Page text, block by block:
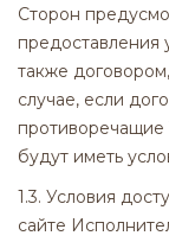
Сторон
предоставления
также
случае, если
будут иметь
1.3. Условия
сайте